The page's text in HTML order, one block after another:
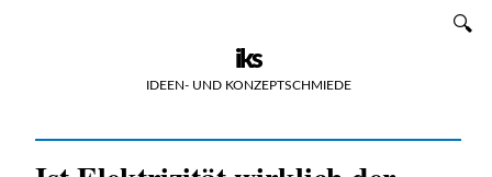
iks
IDEEN- UND KONZEPTSCHMIEDE